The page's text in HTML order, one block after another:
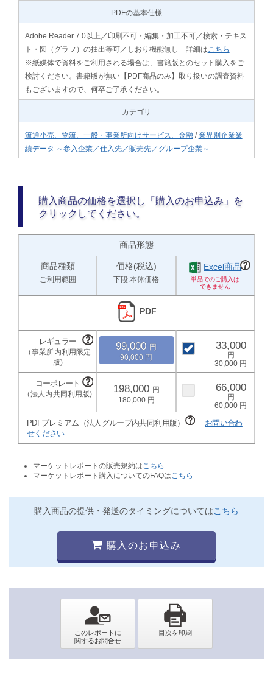
PDFの基本仕様
Adobe Reader 7.0以上／印刷不可・編集・加工不可／検索・テキス
ト・図（グラフ）の抽出等可／しおり機能無し 詳細は こちら
※紙媒体で資料をご利用される場合は、書籍版とのセット購入をご
検討ください。書籍版が無い【PDF商品のみ】取り扱いの調査資料
もございますので、何卒ご了承ください。
カテゴリ
流通小売、物流、一般・事業所向けサービス、金融 /業界別企業業
績データ ～参入企業／仕入先／販売先／グループ企業～
購入商品の価格を選択し「購入のお申込み」を
クリックしてください。
商品形態
商品種類
ご利用範囲
価格(税込)
下段:本体価格
Excel商品
PDF
99,000
90,000
33,000
30,000
198,000
180,000
66,000
60,000
PDFプレミアム（法人グループ内共同利用版）
お問い合わ
せください
マーケットレポートの販売規約は こちら
マーケットレポート購入についてのFAQは こちら
購入商品の提供・発送のタイミングについてはこちら
購入のお申込み